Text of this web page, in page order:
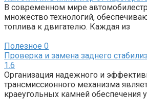
В современном мире
множество технологий,
топлива к двигателю. Каждая из
Полезное 0
Проверка и замена заднего
1.6
Организация надежного и
трансмиссионного механизма
краеугольных камней обеспечения